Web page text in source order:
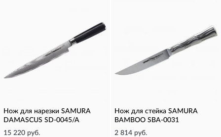
Нож для нарезки SAMURA
DAMASCUS SD-0045/A
15 220 руб.
Нож для стейка SAMURA
BAMBOO SBA-0031
2 814 руб.